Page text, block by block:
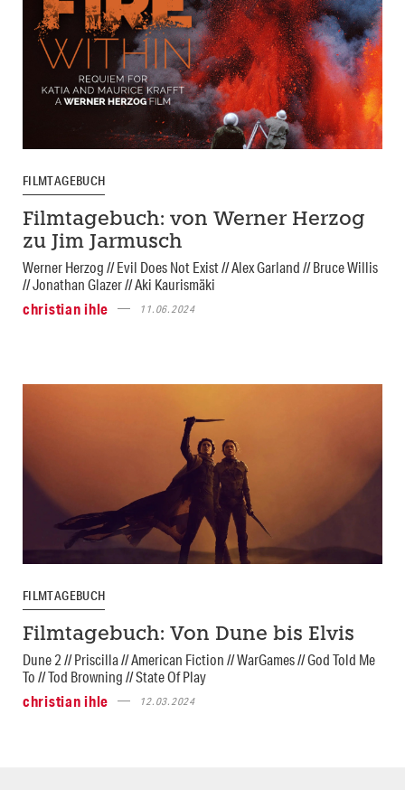
FILMTAGEBUCH
Filmtagebuch: von Werner Herzog
zu Jim Jarmusch
Werner Herzog // Evil Does Not Exist // Alex Garland // Bruce Willis
// Jonathan Glazer // Aki Kaurismäki
christian ihle
11.06.2024
FILMTAGEBUCH
Filmtagebuch: Von Dune bis Elvis
Dune 2 // Priscilla // American Fiction // WarGames // God Told Me
To // Tod Browning // State Of Play
christian ihle
12.03.2024